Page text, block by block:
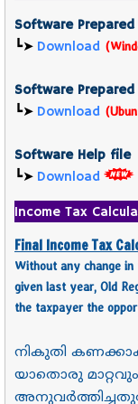
Software
┗➤ Download
Software
┗➤ Download
Software Help file
┗➤ Download
Income Tax
Final Income Tax
Without any change
given last year, Old
the taxpayer the
നികുതി
യാതൊരു